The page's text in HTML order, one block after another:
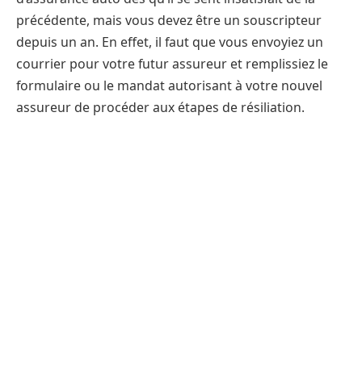
précédente, mais vous devez être un souscripteur
depuis un an. En effet, il faut que vous envoyiez un
courrier pour votre futur assureur et remplissiez le
formulaire ou le mandat autorisant à votre nouvel
assureur de procéder aux étapes de résiliation.